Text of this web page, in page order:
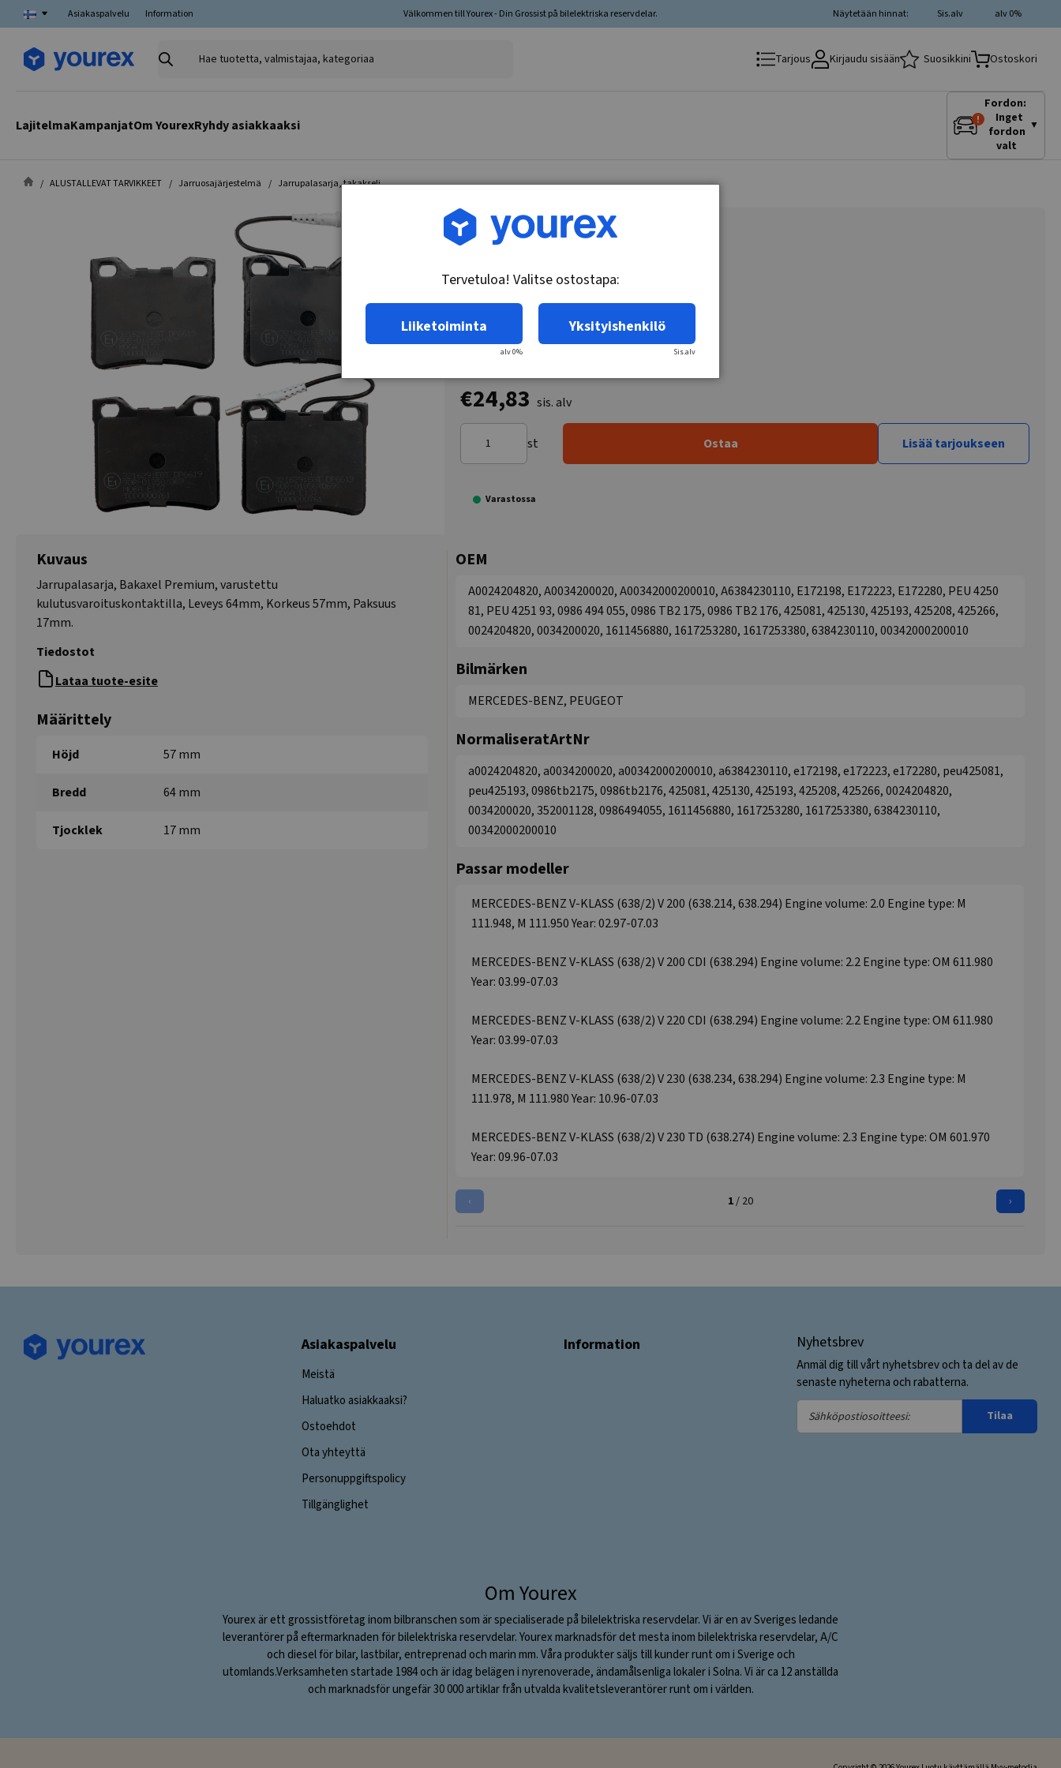
Asiakaspalvelu Information Välkommen till Yourex - Din Grossist på bilelektriska reservdelar. alv 0%
Sis.alv
Näytetään hinnat:
Hae
Tarjous Kirjaudu sisään Suosikkini Ostoskori
LajitelmaKampanjatOm YourexRyhdy asiakkaaksi
Fordon:
Inget
fordon
valt
▼
ALUSTALLEVAT TARVIKKEET Jarruosajärjestelmä Jarrupalasarja, takakseli
Tuotenro.: 35-200-1128
€24,83 sis. alv
st Ostaa Lisää tarjoukseen
Varastossa
Kuvaus
Jarrupalasarja, Bakaxel Premium, varustettu
kulutusvaroituskontaktilla, Leveys 64mm, Korkeus 57mm, Paksuus
17mm.
Tiedostot
Lataa tuote-esite
Määrittely
Höjd 57 mm
Bredd 64 mm
Tjocklek 17 mm
OEM
A0024204820, A0034200020, A00342000200010, A6384230110, E172198, E172223, E172280, PEU 4250
81, PEU 4251 93, 0986 494 055, 0986 TB2 175, 0986 TB2 176, 425081, 425130, 425193, 425208, 425266,
0024204820, 0034200020, 1611456880, 1617253280, 1617253380, 6384230110, 00342000200010
Bilmärken
MERCEDES-BENZ, PEUGEOT
NormaliseratArtNr
a0024204820, a0034200020, a00342000200010, a6384230110, e172198, e172223, e172280, peu425081,
peu425193, 0986tb2175, 0986tb2176, 425081, 425130, 425193, 425208, 425266, 0024204820,
0034200020, 352001128, 0986494055, 1611456880, 1617253280, 1617253380, 6384230110,
00342000200010
Passar modeller
MERCEDES-BENZ V-KLASS (638/2) V 200 (638.214, 638.294) Engine volume: 2.0 Engine type: M
111.948, M 111.950 Year: 02.97-07.03
MERCEDES-BENZ V-KLASS (638/2) V 200 CDI (638.294) Engine volume: 2.2 Engine type: OM 611.980
Year: 03.99-07.03
MERCEDES-BENZ V-KLASS (638/2) V 220 CDI (638.294) Engine volume: 2.2 Engine type: OM 611.980
Year: 03.99-07.03
MERCEDES-BENZ V-KLASS (638/2) V 230 (638.234, 638.294) Engine volume: 2.3 Engine type: M
111.978, M 111.980 Year: 10.96-07.03
MERCEDES-BENZ V-KLASS (638/2) V 230 TD (638.274) Engine volume: 2.3 Engine type: OM 601.970
Year: 09.96-07.03
‹ 1/ 20 ›
Asiakaspalvelu
Meistä
Haluatko asiakkaaksi?
Ostoehdot
Ota yhteyttä
Personuppgiftspolicy
Tillgänglighet
Information Nyhetsbrev
Anmäl dig till vårt nyhetsbrev och ta del av de
senaste nyheterna och rabatterna.
Sähköpostiosoitteesi:
Tilaa
Om Yourex
Yourex är ett grossistföretag inom bilbranschen som är specialiserade på bilelektriska reservdelar. Vi är en av Sveriges ledande
leverantörer på eftermarknaden för bilelektriska reservdelar. Yourex marknadsför det mesta inom bilelektriska reservdelar, A/C
och diesel för bilar, lastbilar, entreprenad och marin mm. Våra produkter säljs till kunder runt om i Sverige och
utomlands.Verksamheten startade 1984 och är idag belägen i nyrenoverade, ändamålsenliga lokaler i Solna. Vi är ca 12 anställda
och marknadsför ungefär 30 000 artiklar från utvalda kvalitetsleverantörer runt om i världen.
Tervetuloa! Valitse ostostapa:
Liiketoiminta
alv 0%
Yksityishenkilö
Sis.alv